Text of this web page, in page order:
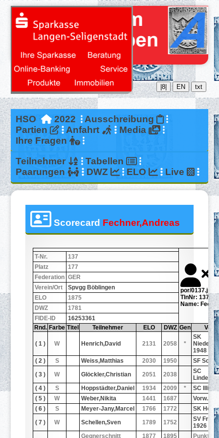
|8| EN txt
HSO 2022
Ausschreibung
Partien
Anfahrt
Media
Ihre Fragen
Teilnehmer
Tabellen
Paarungen
DWZ ELO Live
Scorecard Fechner,Andreas
por/0137.jpg
TlnNr: 137
Name:
T-Nr.
137
Platz
177
Federation GER
Verein/Ort
Spvgg Böblingen
ELO
1875
DWZ
1781
FIDE-ID
16253361
Rnd. Farbe Titel Teilnehmer ELO DWZ Gen
( 1 ) W Henrich,David 2131 2058 *
SK
1948
( 2 )
S Weiss,Matthias 2030 1950
SF
( 3 )
W Glöckler,Christian 2051 2038
SC
( 4 )
S Hoppstädter,Daniel 1934 2009 *
SC
( 5 )
W Weber,Nikita 1441 1687
( 6 )
S Meyer-Jany,Marcel 1766 1772
SK
( 7 )
W Schellen,Sven 1789 1752
SV
1926
Gegnerschnitt
1877 1895 Punkte